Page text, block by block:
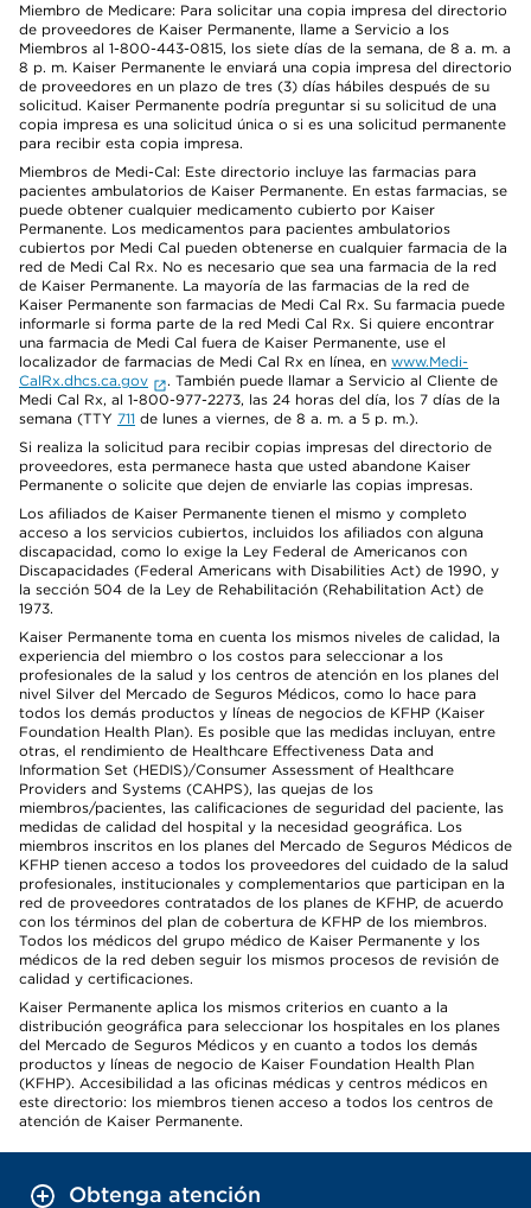
Miembro de Medicare: Para solicitar una copia impresa del directorio
de proveedores de Kaiser Permanente, llame a Servicio a los
Miembros al 1-800-443-0815, los siete días de la semana, de 8 a. m. a
8 p. m. Kaiser Permanente le enviará una copia impresa del directorio
de proveedores en un plazo de tres (3) días hábiles después de su
solicitud. Kaiser Permanente podría preguntar si su solicitud de una
copia impresa es una solicitud única o si es una solicitud permanente
para recibir esta copia impresa.
Miembros de Medi-Cal: Este directorio incluye las farmacias para
pacientes ambulatorios de Kaiser Permanente. En estas farmacias, se
puede obtener cualquier medicamento cubierto por Kaiser
Permanente. Los medicamentos para pacientes ambulatorios
cubiertos por Medi Cal pueden obtenerse en cualquier farmacia de la
red de Medi Cal Rx. No es necesario que sea una farmacia de la red
de Kaiser Permanente. La mayoría de las farmacias de la red de
Kaiser Permanente son farmacias de Medi Cal Rx. Su farmacia puede
informarle si forma parte de la red Medi Cal Rx. Si quiere encontrar
una farmacia de Medi Cal fuera de Kaiser Permanente, use el
localizador de farmacias de Medi Cal Rx en línea, en www.Medi-
CalRx.dhcs.ca.gov
. También puede llamar a Servicio al Cliente de
Medi Cal Rx, al 1-800-977-2273, las 24 horas del día, los 7 días de la
semana (TTY 711 de lunes a viernes, de 8 a. m. a 5 p. m.).
Si realiza la solicitud para recibir copias impresas del directorio de
proveedores, esta permanece hasta que usted abandone Kaiser
Permanente o solicite que dejen de enviarle las copias impresas.
Los afiliados de Kaiser Permanente tienen el mismo y completo
acceso a los servicios cubiertos, incluidos los afiliados con alguna
discapacidad, como lo exige la Ley Federal de Americanos con
Discapacidades (Federal Americans with Disabilities Act) de 1990, y
la sección 504 de la Ley de Rehabilitación (Rehabilitation Act) de
1973.
Kaiser Permanente toma en cuenta los mismos niveles de calidad, la
experiencia del miembro o los costos para seleccionar a los
profesionales de la salud y los centros de atención en los planes del
nivel Silver del Mercado de Seguros Médicos, como lo hace para
todos los demás productos y líneas de negocios de KFHP (Kaiser
Foundation Health Plan). Es posible que las medidas incluyan, entre
otras, el rendimiento de Healthcare Effectiveness Data and
Information Set (HEDIS)/Consumer Assessment of Healthcare
Providers and Systems (CAHPS), las quejas de los
miembros/pacientes, las calificaciones de seguridad del paciente, las
medidas de calidad del hospital y la necesidad geográfica. Los
miembros inscritos en los planes del Mercado de Seguros Médicos de
KFHP tienen acceso a todos los proveedores del cuidado de la salud
profesionales, institucionales y complementarios que participan en la
red de proveedores contratados de los planes de KFHP, de acuerdo
con los términos del plan de cobertura de KFHP de los miembros.
Todos los médicos del grupo médico de Kaiser Permanente y los
médicos de la red deben seguir los mismos procesos de revisión de
calidad y certificaciones.
Kaiser Permanente aplica los mismos criterios en cuanto a la
distribución geográfica para seleccionar los hospitales en los planes
del Mercado de Seguros Médicos y en cuanto a todos los demás
productos y líneas de negocio de Kaiser Foundation Health Plan
(KFHP). Accesibilidad a las oficinas médicas y centros médicos en
este directorio: los miembros tienen acceso a todos los centros de
atención de Kaiser Permanente.
Obtenga atención